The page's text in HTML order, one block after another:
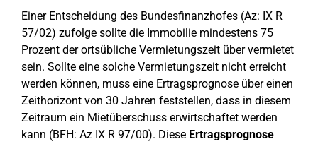
Einer Entscheidung des Bundesfinanzhofes (Az: IX R
57/02) zufolge sollte die Immobilie mindestens 75
Prozent der ortsübliche Vermietungszeit über vermietet
sein. Sollte eine solche Vermietungszeit nicht erreicht
werden können, muss eine Ertragsprognose über einen
Zeithorizont von 30 Jahren feststellen, dass in diesem
Zeitraum ein Mietüberschuss erwirtschaftet werden
kann (BFH: Az IX R 97/00). Diese Ertragsprognose